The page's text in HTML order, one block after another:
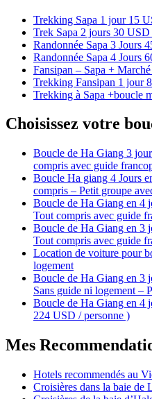
Trekking Sapa 1 jour 15
Trek Sapa 2 jours 30 USD
Randonnée Sapa 3 Jours
Randonnée Sapa 4 Jours
Fansipan – Sapa +
Trekking Fansipan 1 jour
Trekking à Sapa +boucle
Choisissez votre
Boucle de Ha Giang 3
compris avec guide
Boucle Ha giang 4 Jours
compris – Petit groupe
Boucle de Ha Giang en 4
Tout compris avec guide
Boucle de Ha Giang en 3
Tout compris avec guide
Location de voiture pour
logement
Boucle de Ha Giang en 3
Sans guide ni logement –
Boucle de Ha Giang en 4
224 USD / personne )
Mes
Hotels recommendés au
Croisières dans la baie de